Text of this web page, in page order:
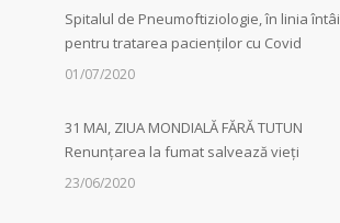
18/06/2024
Spitalul de Pneumoftiziologie, în linia întâi
pentru tratarea pacienților cu Covid
01/07/2020
31 MAI, ZIUA MONDIALĂ FĂRĂ TUTUN
Renunțarea la fumat salvează vieți
23/06/2020